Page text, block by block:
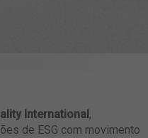
International ,
de ESG com movimento